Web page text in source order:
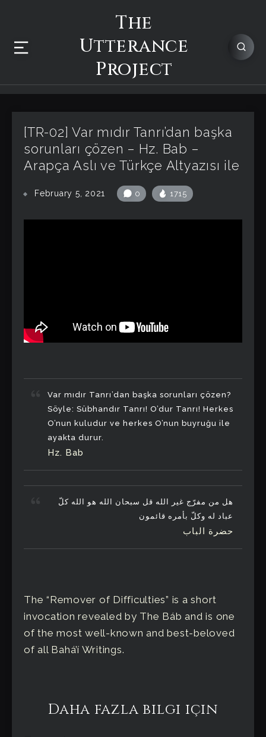
The
Utterance
Project
[TR-02] Var mıdır Tanrı’dan başka
sorunları çözen – Hz. Bab –
Arapça Aslı ve Türkçe Altyazısı ile
February 5, 2021 0 1715
Var mıdır Tanrı’dan başka sorunları çözen?
Söyle: Sübhandır Tanrı! O’dur Tanrı! Herkes
O’nun kuludur ve herkes O’nun buyruğu ile
ayakta durur.
Hz. Bab
هل من مفرّج غير الله قل سبحان الله هو الله کلّ
عباد له وکلّ بأمره قائمون
حضرة الباب
The “Remover of Difficulties” is a short
invocation revealed by The Báb and is one
of the most well-known and best-beloved
of all Bahá’í Writings.
Daha fazla bilgi için